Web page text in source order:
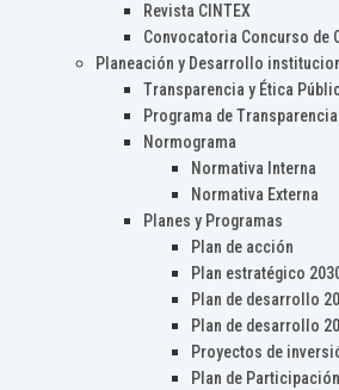
Revista CINTEX
Convocatoria Concurso de
Planeación y Desarrollo
Transparencia y Ética
Programa de
Normograma
Normativa Interna
Normativa Externa
Planes y Programas
Plan de acción
Plan estratégico
Plan de desarrollo
Plan de desarrollo
Proyectos de
Plan de